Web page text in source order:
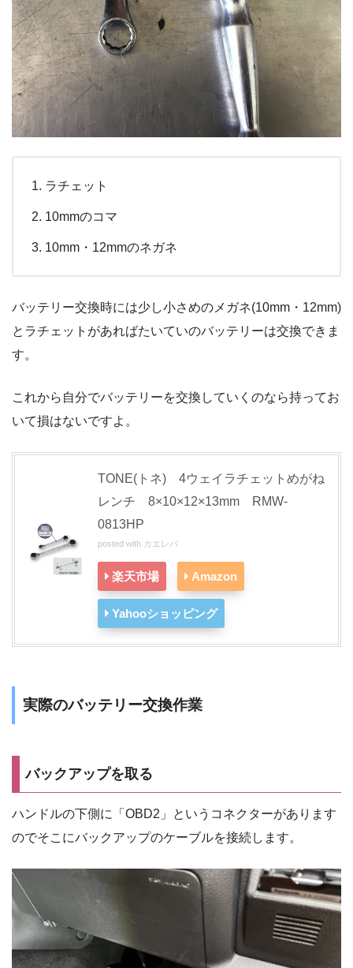
ラチェット
10mmのコマ
10mm・12mmのネガネ
バッテリー交換時には少し小さめのメガネ(10mm・12mm)
とラチェットがあればたいていのバッテリーは交換できま
す。
これから自分でバッテリーを交換していくのなら持ってお
いて損はないですよ。
TONE(トネ) 4ウェイラチェットめがね
レンチ 8×10×12×13mm RMW-
0813HP
posted with カエレバ
楽天市場 Amazon
Yahooショッピング
実際のバッテリー交換作業
バックアップを取る
ハンドルの下側に「OBD2」というコネクターがあります
のでそこにバックアップのケーブルを接続します。